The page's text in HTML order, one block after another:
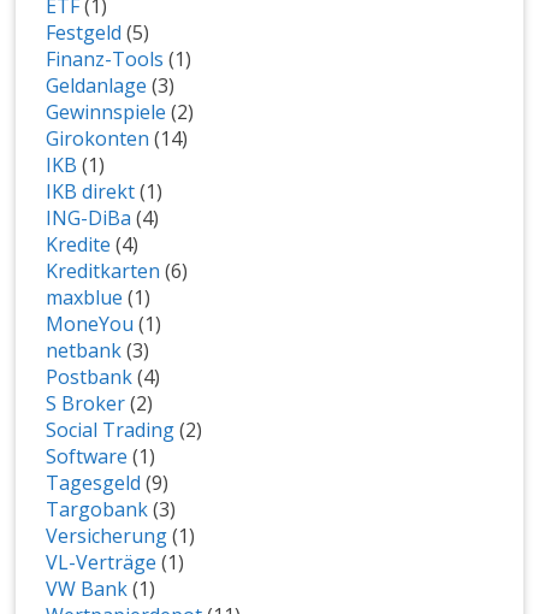
ETF(1)
Festgeld (5)
Finanz-Tools (1)
Geldanlage (3)
Gewinnspiele (2)
Girokonten (14)
IKB (1)
IKB direkt(1)
ING-DiBa (4)
Kredite (4)
Kreditkarten (6)
maxblue (1)
MoneYou (1)
netbank(3)
Postbank(4)
S Broker(2)
Social Trading(2)
Software (1)
Tagesgeld (9)
Targobank(3)
Versicherung(1)
VL-Verträge (1)
VW Bank(1)